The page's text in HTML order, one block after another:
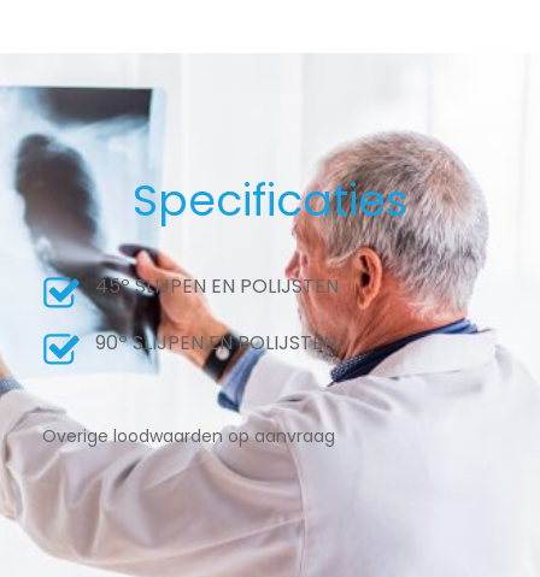
Specificaties
45º SLIJPEN EN POLIJSTEN
90º SLIJPEN EN POLIJSTEN
Overige loodwaarden op aanvraag